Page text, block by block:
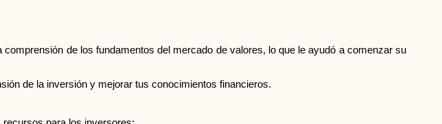
de los fundamentos del mercado de valores, lo que le ayudó a comenzar su
de la inversión y mejorar tus conocimientos financieros.